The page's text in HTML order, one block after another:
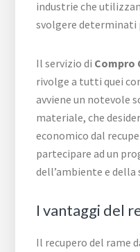
industrie che
svolgere determinati
Il servizio di Compro
rivolge a tutti quei
avviene un notevole
materiale, che
economico dal
partecipare ad un
dell’ambiente e della
I vantaggi del
Il recupero del rame